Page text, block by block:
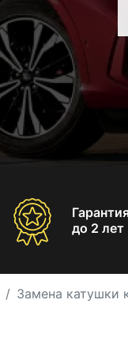
до 2 лет
Замена катушки